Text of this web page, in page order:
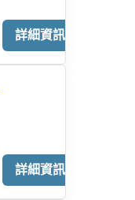
詳細資訊
詳細資訊